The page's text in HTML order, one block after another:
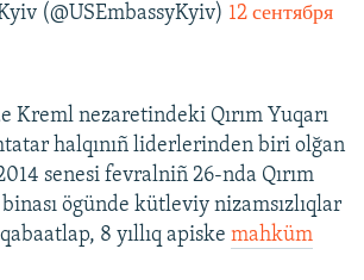
(@USEmbassyKyiv) 12 сентября
Kreml nezaretindeki Qırım Yuqarı
halqınıñ liderlerinden biri olğan
senesi fevralniñ 26-nda Qırım
binası ögünde kütleviy nizamsızlıqlar
8 yıllıq apiske mahküm